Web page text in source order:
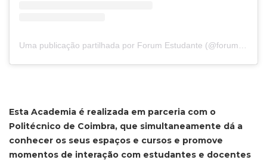
Uma publicação partilhada por Forum Estudante (@forumestudante)
Esta Academia é realizada em parceria com o
Politécnico de Coimbra, que simultaneamente dá a
conhecer os seus espaços e cursos e promove
momentos de interação com estudantes e docentes